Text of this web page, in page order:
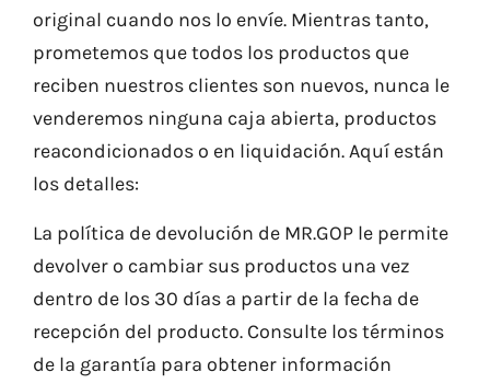
original cuando nos lo envíe. Mientras tanto,
prometemos que todos los productos que
reciben nuestros clientes son nuevos, nunca le
venderemos ninguna caja abierta, productos
reacondicionados o en liquidación. Aquí están
los detalles:
La política de devolución de MR.GOP le permite
devolver o cambiar sus productos una vez
dentro de los 30 días a partir de la fecha de
recepción del producto. Consulte los términos
de la garantía para obtener información